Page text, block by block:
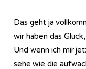
Das geht ja
wir haben das
Und wenn ich mir
sehe wie die